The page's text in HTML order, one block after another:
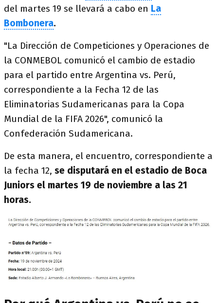
del martes 19 se llevará a cabo en La
Bombonera.
"La Dirección de Competiciones y Operaciones de
la CONMEBOL comunicó el cambio de estadio
para el partido entre Argentina vs. Perú,
correspondiente a la Fecha 12 de las
Eliminatorias Sudamericanas para la Copa
Mundial de la FIFA 2026", comunicó la
Confederación Sudamericana.
De esta manera, el encuentro, correspondiente a
la fecha 12, se disputará en el estadio de Boca
Juniors el martes 19 de noviembre a las 21
horas.